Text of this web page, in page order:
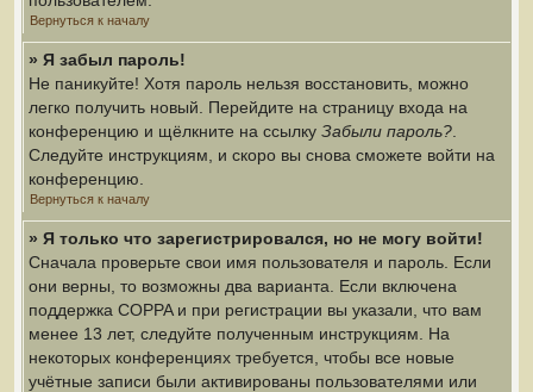
Вернуться к началу
» Я забыл пароль!
Не паникуйте! Хотя пароль нельзя восстановить, можно
легко получить новый. Перейдите на страницу входа на
конференцию и щёлкните на ссылку Забыли пароль?
Следуйте инструкциям, и скоро вы снова сможете войти на
конференцию.
Вернуться к началу
» Я только что зарегистрировался, но не могу войти!
Сначала проверьте свои имя пользователя и пароль. Если
они верны, то возможны два варианта. Если включена
поддержка COPPA и при регистрации вы указали, что вам
менее 13 лет, следуйте полученным инструкциям. На
некоторых конференциях требуется, чтобы все новые
учётные записи были активированы пользователями или